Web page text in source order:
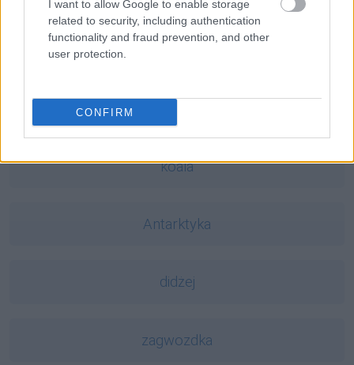
I want to allow Google to enable storage
related to security, including authentication
functionality and fraud prevention, and other
user protection.
CONFIRM
koala
Antarktyka
didżej
zagwozdka